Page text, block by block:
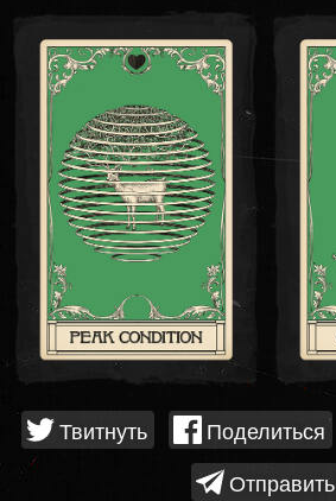
Твитнуть Поделиться
Отправить